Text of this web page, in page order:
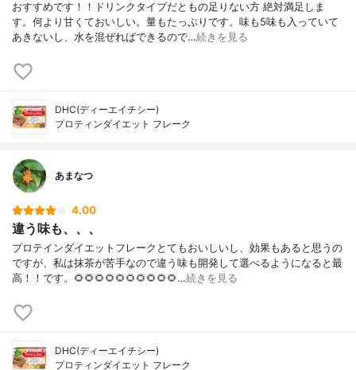
おすすめです！！ドリンクタイプだともの足りない方 絶対満足しま
す。何より甘くておいしい。量もたっぷりです。味も5味も入っていて
あきないし、水を混ぜればできるので…続きを見る
DHC(ディーエイチシー)
プロティンダイエット フレーク
あまなつ
4.00
違う味も、、、
プロテインダイエットフレークとてもおいしいし、効果もあると思うの
ですが、私は抹茶が苦手なので違う味も開発して選べるようになると最
高！！です。🌻🌻🌻🌻🌻🌻🌻🌻🌻🌻…続きを見る
DHC(ディーエイチシー)
プロティンダイエット フレーク